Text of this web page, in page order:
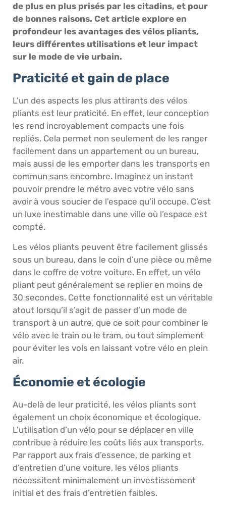
de plus en plus prisés par les citadins, et pour
de bonnes raisons. Cet article explore en
profondeur les avantages des vélos pliants,
leurs différentes utilisations et leur impact
sur le mode de vie urbain.
Praticité et gain de place
L’un des aspects les plus attirants des vélos
pliants est leur praticité. En effet, leur conception
les rend incroyablement compacts une fois
repliés. Cela permet non seulement de les ranger
facilement dans un appartement ou un bureau,
mais aussi de les emporter dans les transports en
commun sans encombre. Imaginez un instant
pouvoir prendre le métro avec votre vélo sans
avoir à vous soucier de l’espace qu’il occupe. C’est
un luxe inestimable dans une ville où l’espace est
compté.
Les vélos pliants peuvent être facilement glissés
sous un bureau, dans le coin d’une pièce ou même
dans le coffre de votre voiture. En effet, un vélo
pliant peut généralement se replier en moins de
30 secondes. Cette fonctionnalité est un véritable
atout lorsqu’il s’agit de passer d’un mode de
transport à un autre, que ce soit pour combiner le
vélo avec le train ou le tram, ou tout simplement
pour éviter les vols en laissant votre vélo en plein
air.
Économie et écologie
Au-delà de leur praticité, les vélos pliants sont
également un choix économique et écologique.
L’utilisation d’un vélo pour se déplacer en ville
contribue à réduire les coûts liés aux transports.
Par rapport aux frais d’essence, de parking et
d’entretien d’une voiture, les vélos pliants
nécessitent minimalement un investissement
initial et des frais d’entretien faibles.